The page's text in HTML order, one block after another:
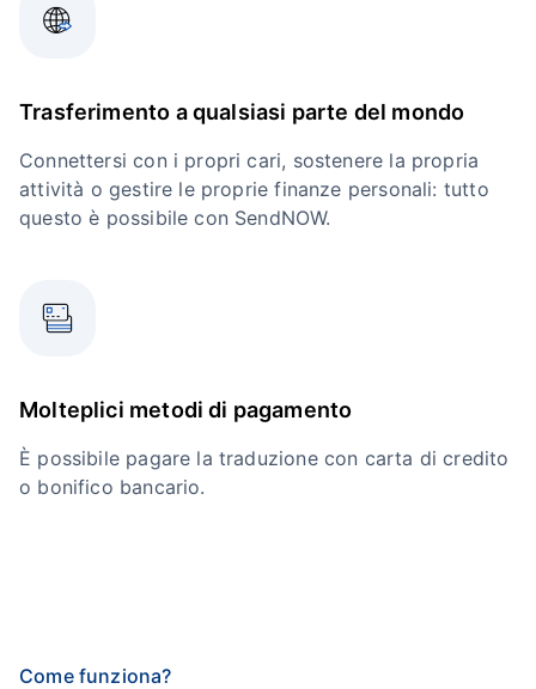
Trasferimento a qualsiasi parte del mondo
Connettersi con i propri cari, sostenere la propria
attività o gestire le proprie finanze personali: tutto
questo è possibile con SendNOW.
Molteplici metodi di pagamento
È possibile pagare la traduzione con carta di credito
o bonifico bancario.
Come funziona?